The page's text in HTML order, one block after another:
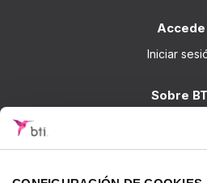
Accede
Iniciar
Sobre
Soluciones